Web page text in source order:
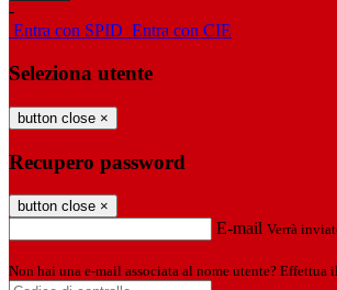
-
Entra con SPID Entra con CIE
Seleziona utente
button close ×
Recupero password
button close ×
E-mail Verrà
Non hai una e-mail associata al nome utente? Effettua